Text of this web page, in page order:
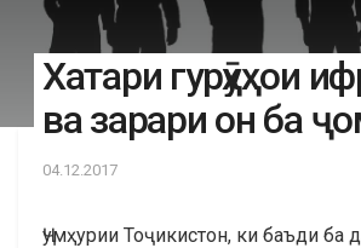
Хатари гурӯҳҳои
ва зарари он ба
04.12.2017
Ҷумҳурии Тоҷикистон, ки баъди ба